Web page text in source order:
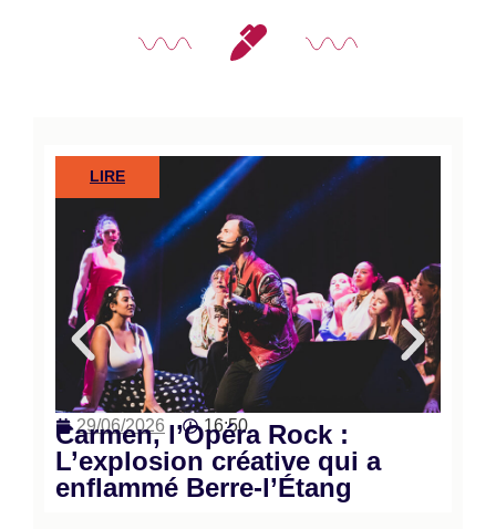
LIRE
29/06/2026 16:50
Carmen, l’Opéra Rock :
L’explosion créative qui a
enflammé Berre-l’Étang